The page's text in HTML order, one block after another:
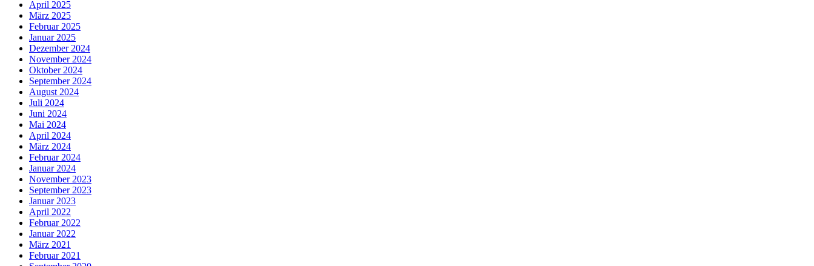
April 2025
März 2025
Februar 2025
Januar 2025
Dezember 2024
November 2024
Oktober 2024
September 2024
August 2024
Juli 2024
Juni 2024
Mai 2024
April 2024
März 2024
Februar 2024
Januar 2024
November 2023
September 2023
Januar 2023
April 2022
Februar 2022
Januar 2022
März 2021
Februar 2021